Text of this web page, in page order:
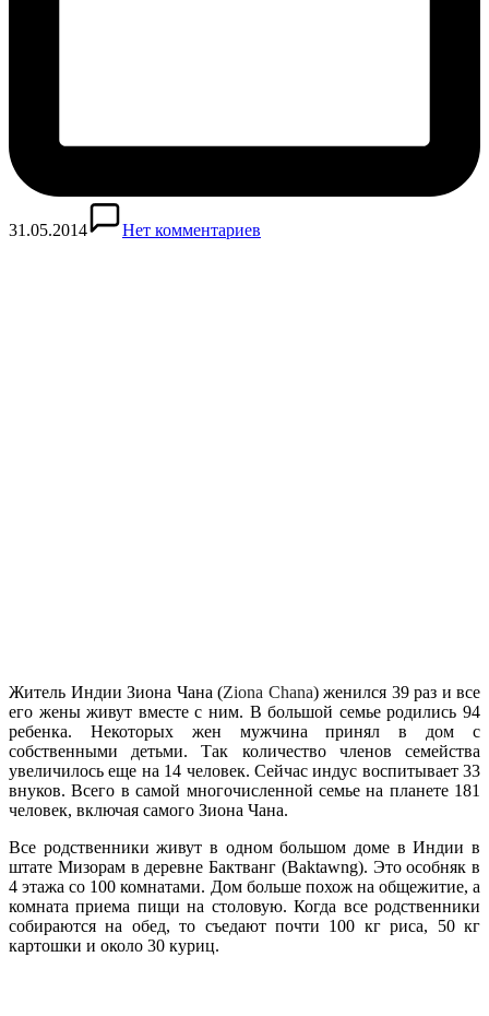
31.05.2014 Нет комментариев
Житель Индии Зиона Чана (Ziona Chana) женился 39 раз и все
его жены живут вместе с ним. В большой семье родились 94
ребенка. Некоторых жен мужчина принял в дом с
собственными детьми. Так количество членов семейства
увеличилось еще на 14 человек. Сейчас индус воспитывает 33
внуков. Всего в самой многочисленной семье на планете 181
человек, включая самого Зиона Чана.
Все родственники живут в одном большом доме в Индии в
штате Мизорам в деревне Бактванг (Baktawng). Это особняк в
4 этажа со 100 комнатами. Дом больше похож на общежитие, а
комната приема пищи на столовую. Когда все родственники
собираются на обед, то съедают почти 100 кг риса, 50 кг
картошки и около 30 куриц.